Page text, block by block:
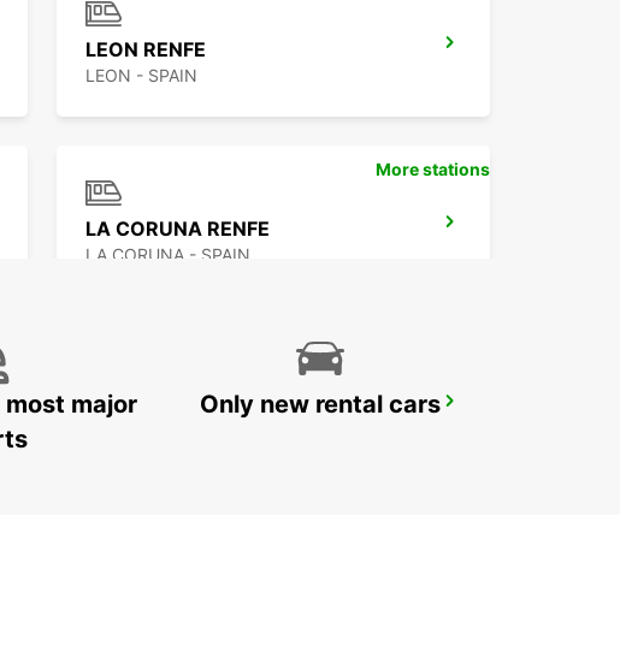
LEON RENFE
LEON - SPAIN
LA CORUNA RENFE
LA CORUNA - SPAIN
BURGOS ESTACION DE TREN
More stations
major
Only new rental cars